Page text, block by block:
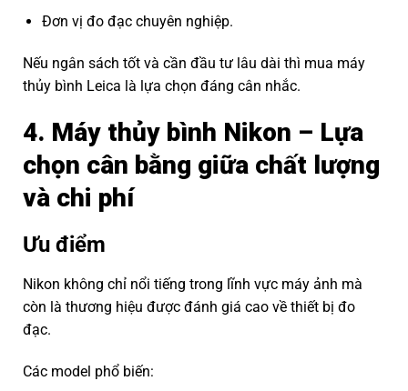
Đơn vị đo đạc chuyên nghiệp.
Nếu ngân sách tốt và cần đầu tư lâu dài thì mua máy
thủy bình Leica là lựa chọn đáng cân nhắc.
4. Máy thủy bình Nikon – Lựa
chọn cân bằng giữa chất lượng
và chi phí
Ưu điểm
Nikon không chỉ nổi tiếng trong lĩnh vực máy ảnh mà
còn là thương hiệu được đánh giá cao về thiết bị đo
đạc.
Các model phổ biến: